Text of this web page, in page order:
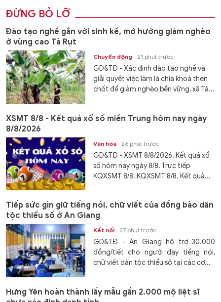
ĐỪNG BỎ LỠ
Đào tạo nghề gắn với sinh kế, mở hướng giảm nghèo
ở vùng cao Tà Rụt
Chuyển động 21 phút trước
GD&TĐ - Xác định đào tạo nghề và
giải quyết việc làm là chìa khoá then
chốt để giảm nghèo bền vững, xã Tà...
XSMT 8/8 - Kết quả xổ số miền Trung hôm nay ngày
8/8/2026
Văn hóa 26 phút trước
GD&TĐ - XSMT 8/8/2026. Kết quả xổ
số hôm nay ngày 8/8. Trực tiếp
KQXSMT 8/8. KQXSMT 8/8. Kết quả...
Tiếp sức gìn giữ tiếng nói, chữ viết của đồng bào dân
tộc thiểu số ở An Giang
Kết nối 27 phút trước
GD&TĐ - An Giang hỗ trợ 30.000
đồng/tiết cho người dạy tiếng nói,
chữ viết dân tộc thiểu số tại các cơ...
Hưng Yên hoàn thành lấy mẫu gần 2.000 mộ liệt sĩ